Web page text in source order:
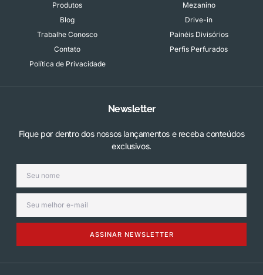
Produtos
Blog
Trabalhe Conosco
Contato
Política de Privacidade
Mezanino
Drive-in
Painéis Divisórios
Perfis Perfurados
Newsletter
Fique por dentro dos nossos lançamentos e receba conteúdos
exclusivos.
ASSINAR NEWSLETTER